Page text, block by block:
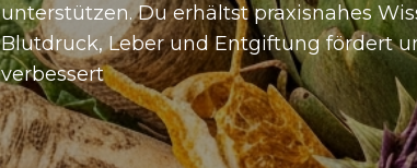
unterstützen. Du erhältst praxisnahes
Blutdruck, Leber und Entgiftung fördert
verbessert